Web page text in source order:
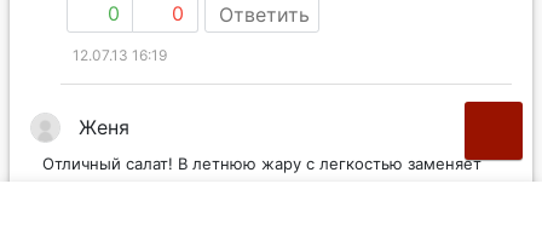
0 0 Ответить
12.07.13 16:19
Женя
Отличный салат! В летнюю жару с легкостью заменяет